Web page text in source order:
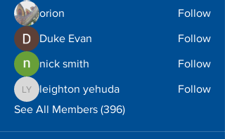
orion Follow
Duke Evan Follow
nick smith Follow
leighton yehuda
leighton yehuda
Follow
See All Members (396)